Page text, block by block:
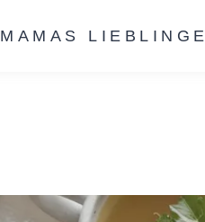
MAMAS LIEBLINGE